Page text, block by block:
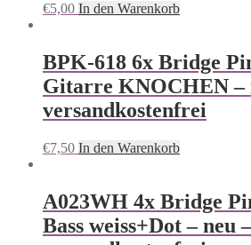
€5,00 In den Warenkorb
BPK-618 6x Bridge
Gitarre KNOCHEN –
versandkostenfrei
€7,50 In den Warenkorb
A023WH 4x Bridge
Bass weiss+Dot – neu –